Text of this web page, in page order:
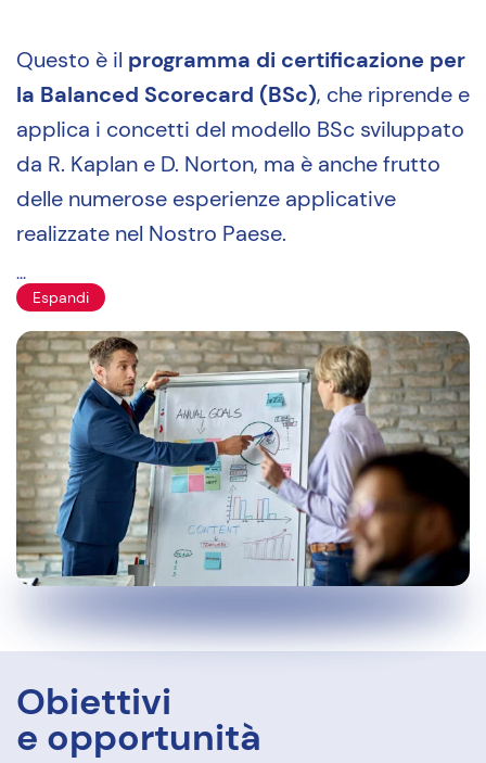
Questo è il programma di certificazione per
la Balanced Scorecard (BSc), che riprende e
applica i concetti del modello BSc sviluppato
da R. Kaplan e D. Norton, ma è anche frutto
delle numerose esperienze applicative
realizzate nel Nostro Paese.
...
Espandi
Obiettivi
e opportunità